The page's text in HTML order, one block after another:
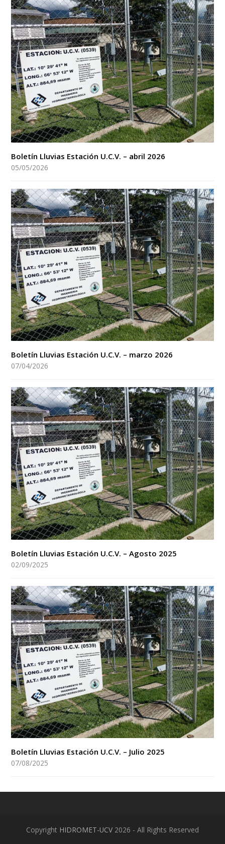
Boletín Lluvias Estación U.C.V. – abril 2026
05/05/2026
Boletín Lluvias Estación U.C.V. – marzo 2026
07/04/2026
Boletín Lluvias Estación U.C.V. – Agosto 2025
02/09/2025
Boletín Lluvias Estación U.C.V. – Julio 2025
07/08/2025
Copyright HIDROMET-UCV 2026 - All Rights Reserved